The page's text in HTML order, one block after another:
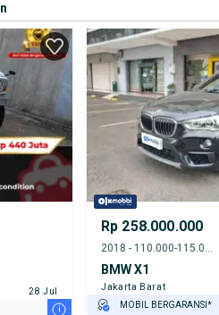
28 Jul
i
Rp 258.000.000
2018 - 110.000-115.000 km
BMW X1
Jakarta Barat
MOBIL BERGARANSI*